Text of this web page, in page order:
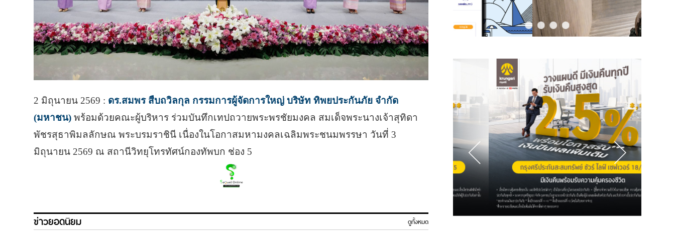
2 มิถุนายน 2569 : ดร.สมพร สืบถวิลกุล กรรมการผู้จัดการใหญ่ บริษัท ทิพยประกันภัย จำกัด
(มหาชน)พร้อมด้วยคณะผู้บริหาร ร่วมบันทึกเทปถวายพระพรชัยมงคล สมเด็จพระนางเจ้าสุทิดา
พัชรสุธาพิมลลักษณ พระบรมราชินี เนื่องในโอกาสมหามงคลเฉลิมพระชนมพรรษา วันที่ 3
มิถุนายน 2569 ณ สถานีวิทยุโทรทัศน์กองทัพบก ช่อง 5
ข่าวยอดนิยม ดูทั้งหมด